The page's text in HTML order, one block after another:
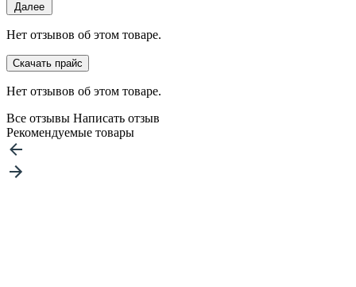
Далее
Нет отзывов об этом товаре.
Скачать прайс
Нет отзывов об этом товаре.
Все отзывы Написать отзыв
Рекомендуемые товары